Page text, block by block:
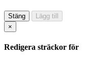
Stäng
Lägg till
×
Redigera sträckor för